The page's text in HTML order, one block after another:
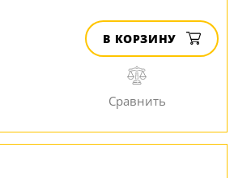
В КОРЗИНУ